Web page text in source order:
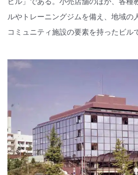
ルやトレーニングジムを備え、地域の
コミュニティ施設の要素を持ったビル